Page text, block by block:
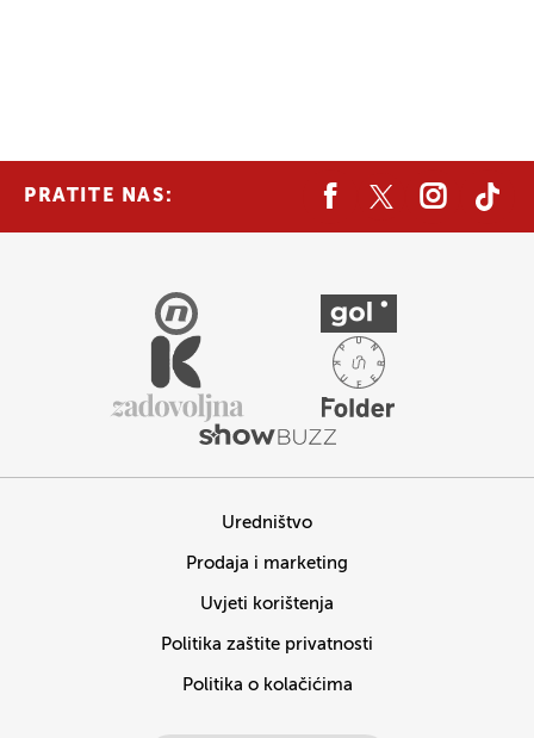
PRATITE NAS:
Uredništvo
Prodaja i marketing
Uvjeti korištenja
Politika zaštite privatnosti
Politika o kolačićima